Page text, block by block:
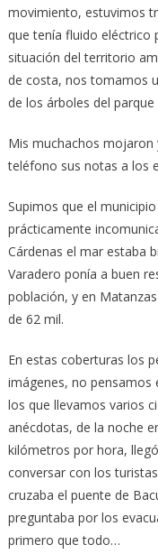
movimiento, estuvimos
que tenía fluido eléctrico
situación del territorio
de costa, nos tomamos
de los árboles del
Mis muchachos
teléfono sus notas a los
Supimos que el
prácticamente
Cárdenas el mar estaba
Varadero ponía a buen
población, y en
de 62 mil.
En estas coberturas los
imágenes, no pensamos
los que llevamos varios
anécdotas, de la noche
kilómetros por hora,
conversar con los
cruzaba el puente de
preguntaba por los
primero que todo…